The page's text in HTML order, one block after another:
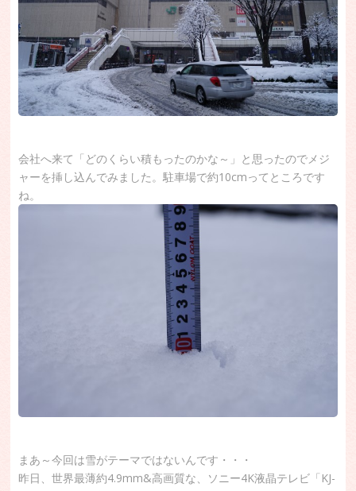
会社へ来て「どのくらい積もったのかな～」と思ったのでメジ
ャーを挿し込んでみました。駐車場で約10cmってところです
ね。
まあ～今回は雪がテーマではないんです・・・
昨日、世界最薄約4.9mm&高画質な、ソニー4K液晶テレビ「KJ-